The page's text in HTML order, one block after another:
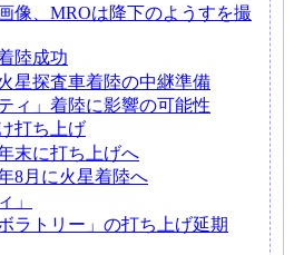
像、MROは降下のようすを撮
陸成功
星探査車着陸の中継準備
ィ」着陸に影響の可能性
打ち上げ
末に打ち上げへ
8月に火星着陸へ
」
ラトリー」の打ち上げ延期